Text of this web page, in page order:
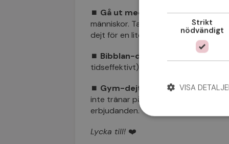
⏹ Gå ut med hunden-dejt.
människor. Ta med din bästa vän
dejt för en liten rast-runda. Effektivt,
⏹ Bibblan-dejt.
📚 Att besöka det
tidseffektivt) alternativ till en
⏹ Gym-dejt.
Bestäm träff på
inte tränar på samma gym, brukar
erbjudanden.
Lycka till! ❤️
Strikt
nödvändigt
VISA